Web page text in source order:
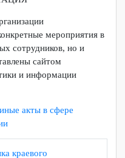
мероприятия в
сайтом
и информации